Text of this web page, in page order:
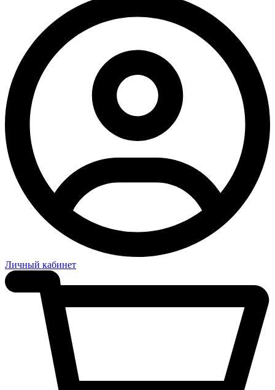
Личный кабинет